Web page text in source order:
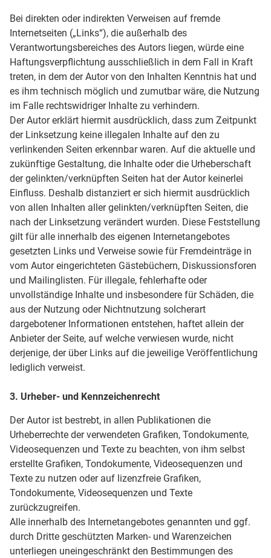
Bei direkten oder indirekten Verweisen auf fremde
Internetseiten („Links“), die außerhalb des
Verantwortungsbereiches des Autors liegen, würde eine
Haftungsverpflichtung ausschließlich in dem Fall in Kraft
treten, in dem der Autor von den Inhalten Kenntnis hat und
es ihm technisch möglich und zumutbar wäre, die Nutzung
im Falle rechtswidriger Inhalte zu verhindern.
Der Autor erklärt hiermit ausdrücklich, dass zum Zeitpunkt
der Linksetzung keine illegalen Inhalte auf den zu
verlinkenden Seiten erkennbar waren. Auf die aktuelle und
zukünftige Gestaltung, die Inhalte oder die Urheberschaft
der gelinkten/verknüpften Seiten hat der Autor keinerlei
Einfluss. Deshalb distanziert er sich hiermit ausdrücklich
von allen Inhalten aller gelinkten/verknüpften Seiten, die
nach der Linksetzung verändert wurden. Diese Feststellung
gilt für alle innerhalb des eigenen Internetangebotes
gesetzten Links und Verweise sowie für Fremdeinträge in
vom Autor eingerichteten Gästebüchern, Diskussionsforen
und Mailinglisten. Für illegale, fehlerhafte oder
unvollständige Inhalte und insbesondere für Schäden, die
aus der Nutzung oder Nichtnutzung solcherart
dargebotener Informationen entstehen, haftet allein der
Anbieter der Seite, auf welche verwiesen wurde, nicht
derjenige, der über Links auf die jeweilige Veröffentlichung
lediglich verweist.
3. Urheber- und Kennzeichenrecht
Der Autor ist bestrebt, in allen Publikationen die
Urheberrechte der verwendeten Grafiken, Tondokumente,
Videosequenzen und Texte zu beachten, von ihm selbst
erstellte Grafiken, Tondokumente, Videosequenzen und
Texte zu nutzen oder auf lizenzfreie Grafiken,
Tondokumente, Videosequenzen und Texte
zurückzugreifen.
Alle innerhalb des Internetangebotes genannten und ggf.
durch Dritte geschützten Marken- und Warenzeichen
unterliegen uneingeschränkt den Bestimmungen des